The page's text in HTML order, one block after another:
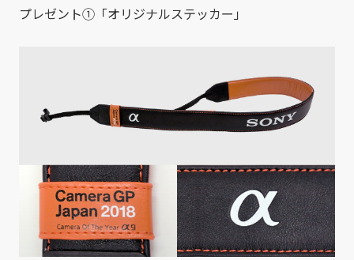
プレゼント①「オリジナルステッカー」